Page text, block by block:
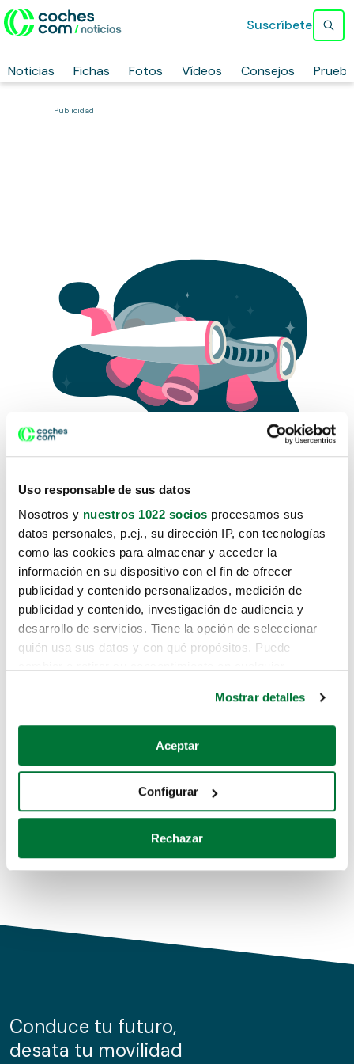
Uso responsable de sus datos
Nosotros y nuestros 1022 socios procesamos sus
datos personales, p.ej., su dirección IP, con tecnologías
como las cookies para almacenar y acceder la
información en su dispositivo con el fin de ofrecer
publicidad y contenido personalizados, medición de
publicidad y contenido, investigación de audiencia y
desarrollo de servicios. Tiene la opción de seleccionar
quién usa sus datos y con qué propósitos. Puede
Si lo permite, también quisiéramos:
Recopilar información sobre su ubicación geográfica
Identificar su dispositivo analizándolo activamente
para buscar características específicas (huellas
Obtenga más información sobre cómo se procesan sus
de cookies.
información sobre el uso que haga del sitio web con
nuestros partners de redes sociales, publicidad y análisis
Mostrar detalles
Aceptar
Configurar
Rechazar
Noticias Fichas Fotos Vídeos Consejos
Suscríbete
Publicidad
Lo sentimos, no sabemos como
te hemos traido hasta aquí.
Pero puedes encontrar el coche que estás
buscando en alguno de estos enlaces:
Coches de segunda mano
Coches de km0
Conduce tu futuro,
desata tu movilidad